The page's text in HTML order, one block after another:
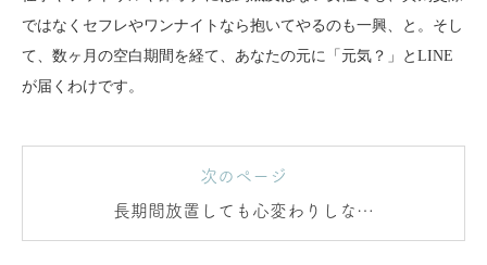
ではなくセフレやワンナイトなら抱いてやるのも一興、と。そし
て、数ヶ月の空白期間を経て、あなたの元に「元気？」とLINE
が届くわけです。
次のページ
長期間放置しても心変わりしない
と思われがち